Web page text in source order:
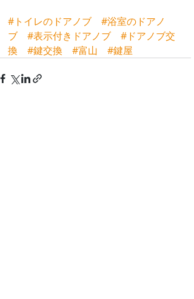
#トイレのドアノブ
#浴室のドアノ
ブ
#表示付きドアノブ
#ドアノブ交
換
#鍵交換 #富山 #鍵屋